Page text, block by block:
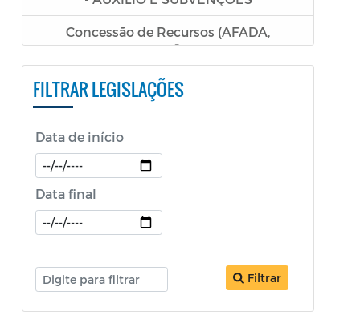
Concessão de Recursos (AFADA,
PESTALOZZI e SÃO BENEDITO)
Constituição Federal
Decretos SEPOL
Decretos Sobre o Coronavírus COVID-19
Legislação ISS
Legislação Tributária - IPTU
FILTRAR LEGISLAÇÕES
Data de início
Data final
Filtrar